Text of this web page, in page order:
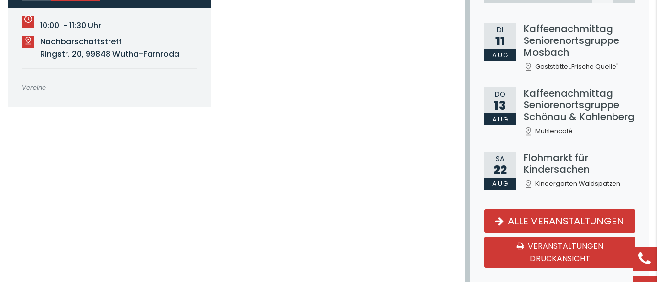
10:00 - 11:30 Uhr
Nachbarschaftstreff
Ringstr. 20, 99848 Wutha-Farnroda
Vereine
DI
11
AUG
Kaffeenachmittag
Seniorenortsgruppe
Mosbach
Gaststätte „Frische Quelle"
DO
13
AUG
Kaffeenachmittag
Seniorenortsgruppe
Schönau & Kahlenberg
Mühlencafé
SA
22
AUG
Flohmarkt für
Kindersachen
Kindergarten Waldspatzen
ALLE VERANSTALTUNGEN
VERANSTALTUNGEN
DRUCKANSICHT